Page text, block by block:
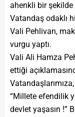
ahenkli bir şekilde
Vatandaş odaklı
Vali Pehlivan,
vurgu yaptı.
Vali Ali Hamza
ettiği
“Millete efendilik
devlet yaşasın !”